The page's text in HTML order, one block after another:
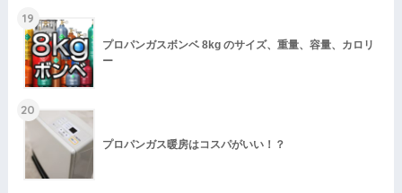
19
プロパンガスボンベ 8kg のサイズ、重量、容量、カロリ
ー
20
プロパンガス暖房はコスパがいい！？